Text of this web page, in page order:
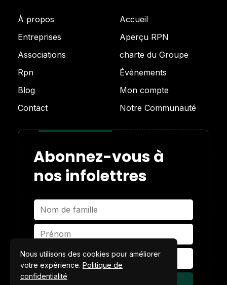
À propos
Entreprises
Associations
Rpn
Blog
Contact
Accueil
Aperçu RPN
charte du Groupe
Événements
Mon compte
Notre Communauté
Abonnez-vous à
nos infolettres
Nous utilisons des cookies pour améliorer
votre expérience. Politique de
confidentialité